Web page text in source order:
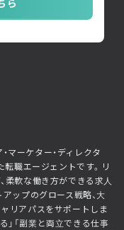
マーケター・ディレクタ
転職エージェントです。リ
柔軟な働き方ができる求人
ップのグロース戦略、大
リアパスをサポートしま
」「副業と両立できる仕事